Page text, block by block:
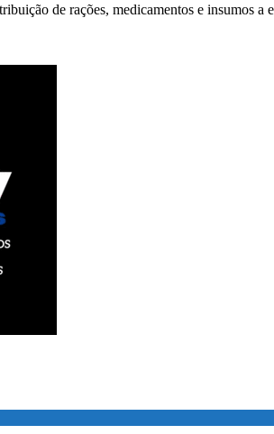
de rações, medicamentos e insumos